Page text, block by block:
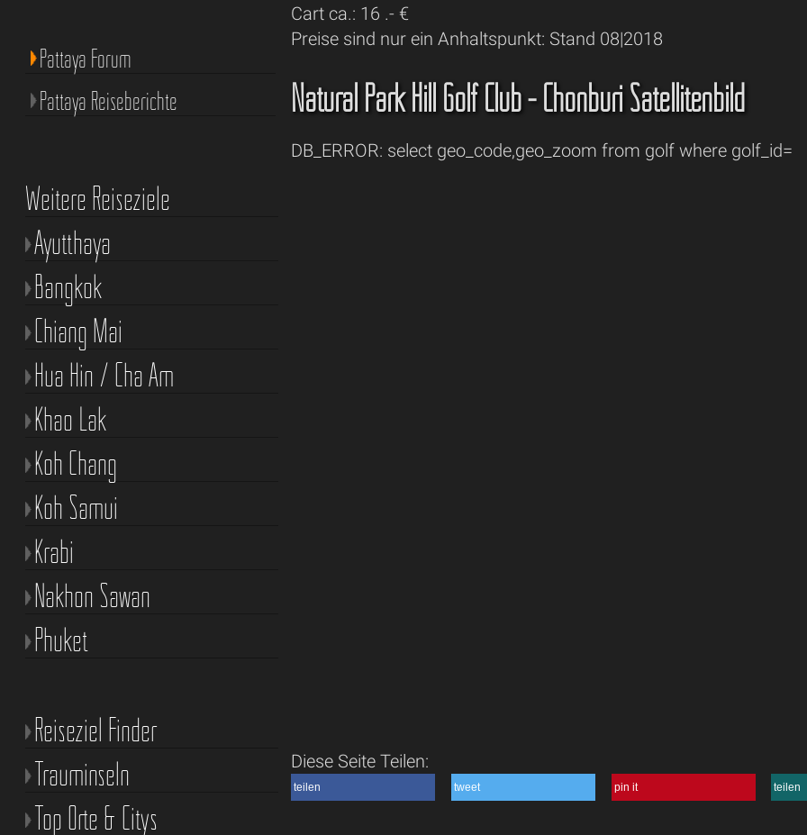
Cart ca.: 16 .- €
Preise sind nur ein Anhaltspunkt: Stand 08|2018
Natural Park Hill Golf Club - Chonburi Satellitenbild
DB_ERROR: select geo_code,geo_zoom from golf where golf_id=
Diese Seite Teilen:
teilen tweet pin it teilen
Pattaya Forum
Pattaya Reiseberichte
Weitere Reiseziele
Ayutthaya
Bangkok
Chiang Mai
Hua Hin / Cha Am
Khao Lak
Koh Chang
Koh Samui
Krabi
Nakhon Sawan
Phuket
Reiseziel Finder
Trauminseln
Top Orte & Citys